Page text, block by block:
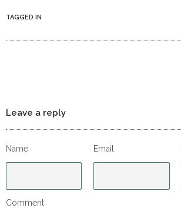
TAGGED IN
Leave a reply
Name Email
Comment